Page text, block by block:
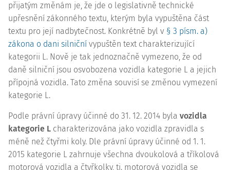
přijatým změnám je, že jde o legislativně technické
upřesnění zákonného textu, kterým byla vypuštěna část
textu pro její nadbytečnost. Konkrétně byl v § 3 písm. a)
zákona o dani silniční vypuštěn text charakterizující
kategorii L. Nově je tak jednoznačně vymezeno, že od
daně silniční jsou osvobozena vozidla kategorie L a jejich
přípojná vozidla. Tato změna souvisí se změnou vymezení
kategorie L.
Podle právní úpravy účinné do 31. 12. 2014 byla vozidla
kategorie L charakterizována jako vozidla zpravidla s
méně než čtyřmi koly. Dle právní úpravy účinné od 1. 1.
2015 kategorie L zahrnuje všechna dvoukolová a tříkolová
motorová vozidla a čtyřkolky, tj. motorová vozidla se